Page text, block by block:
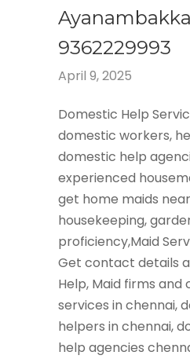
9362229993
April 9, 2025
Domestic Help
domestic workers,
domestic help
experienced
get home maids
housekeeping,
proficiency,Maid
Get contact details
Help, Maid firms
services in chennai,
helpers in chennai,
help agencies